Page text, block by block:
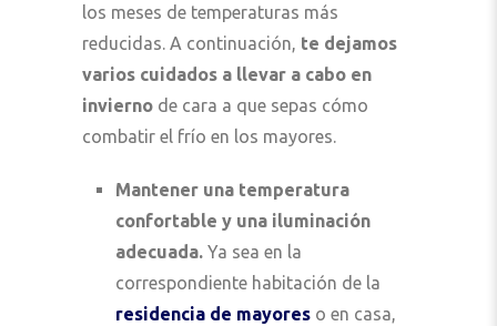
los meses de temperaturas más
reducidas. A continuación, te dejamos
varios cuidados a llevar a cabo en
invierno de cara a que sepas cómo
combatir el frío en los mayores.
Mantener una temperatura
confortable y una iluminación
adecuada. Ya sea en la
correspondiente habitación de la
residencia de mayores o en casa,